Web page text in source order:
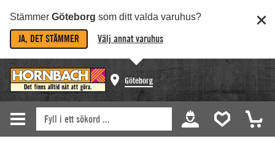
Stämmer Göteborg som ditt valda varuhus?
JA, DET STÄMMER Välj annat varuhus
Göteborg